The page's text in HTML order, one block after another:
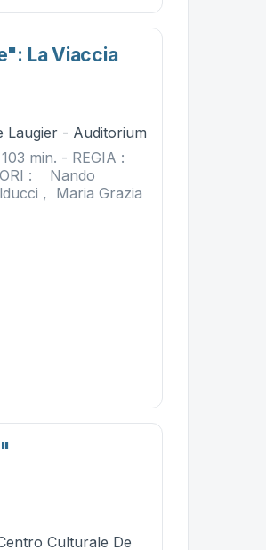
La Viaccia
Laugier - Auditorium
min. - REGIA :
: Nando
, Maria Grazia
Culturale De